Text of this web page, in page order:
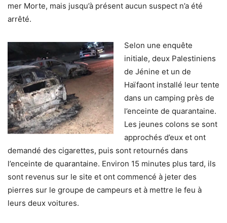
mer Morte, mais jusqu’à présent aucun suspect n’a été
arrêté.
Selon une enquête
initiale, deux Palestiniens
de Jénine et un de
Haïfaont installé leur tente
dans un camping près de
l’enceinte de quarantaine.
Les jeunes colons se sont
approchés d’eux et ont
demandé des cigarettes, puis sont retournés dans
l’enceinte de quarantaine. Environ 15 minutes plus tard, ils
sont revenus sur le site et ont commencé à jeter des
pierres sur le groupe de campeurs et à mettre le feu à
leurs deux voitures.